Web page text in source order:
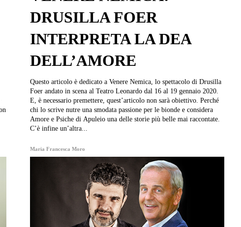
DRUSILLA FOER
INTERPRETA LA DEA
DELL’AMORE
Questo articolo è dedicato a Venere Nemica, lo spettacolo di Drusilla
Foer andato in scena al Teatro Leonardo dal 16 al 19 gennaio 2020.
E, è necessario premettere, quest’articolo non sarà obiettivo. Perché
chi lo scrive nutre una smodata passione per le bionde e considera
Amore e Psiche di Apuleio una delle storie più belle mai raccontate.
C’è infine un’altra...
Maria Francesca Moro